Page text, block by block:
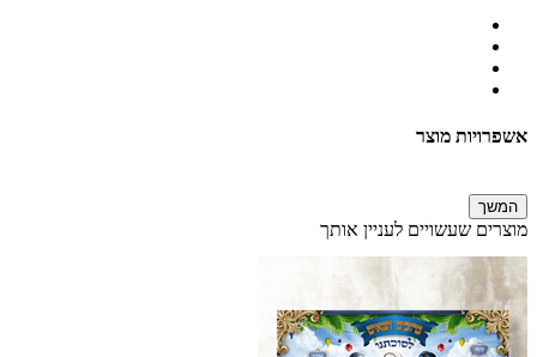
אשפרויות מוצר
המשך
מוצרים שעשויים לעניין אותך